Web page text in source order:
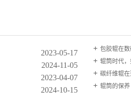
2023-05-17 包胶辊在
2024-11-05 辊筒时代，
2023-04-07 碳纤维辊
2024-10-15 辊筒的保养